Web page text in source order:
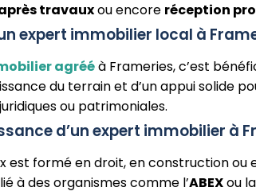
travauxou encore réception
expert immobilier local à
agrééà Frameries, c’est
du terrain et d’un appui solide
ou patrimoniales.
d’un expert immobilier à
est formé en droit, en construction ou
à des organismes comme l’ABEXou la